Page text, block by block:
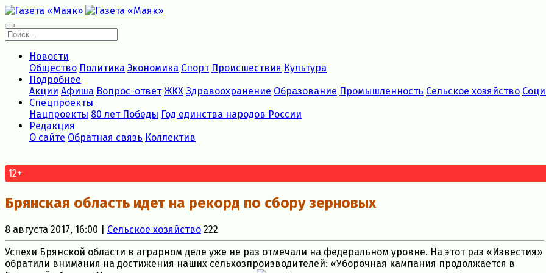
Новости
Общество Политика Экономика Спорт Происшествия Культура
Подробнее
Акции Афиша Вопрос-ответ ЖКХ Здравоохранение Образование Промышленность Сельское хозяйство
Спецпроекты
Нацпроекты 80 лет Победы Год единства народов России
Редакция
О сайте Обратная связь Коллектив
12+
Брянская область идет на рекорд по сбору зерновых
8 августа 2017, 16:00 | Сельское хозяйство 222
Успехи Брянской области в аграрном деле уже не раз отмечали на федеральном уровне. На этот раз «Известия»
обратили внимания на достижения наших сельхозпроизводителей: «Уборочная кампания продолжается в